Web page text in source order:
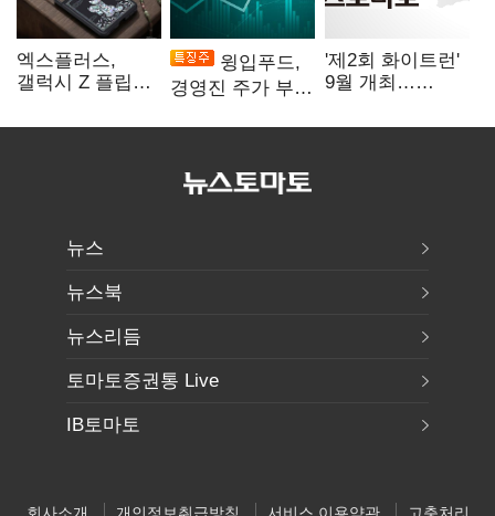
엑스플러스,
갤럭시 Z 플립8·
액세서리 출시
윙입푸드,
경영진 주가 부양
'제2회 화이트런'
9월 개최…
지원
뉴스
뉴스북
뉴스리듬
토마토증권통 Live
IB토마토